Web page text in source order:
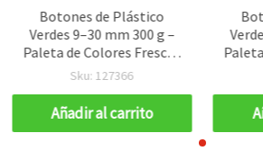
Botones de Plástico
Verdes 9–30 mm 300 g –
Paleta de Colores Frescos
para Aportar Armonía y
Manualidades
Sku: 127366
Añadir al carrito